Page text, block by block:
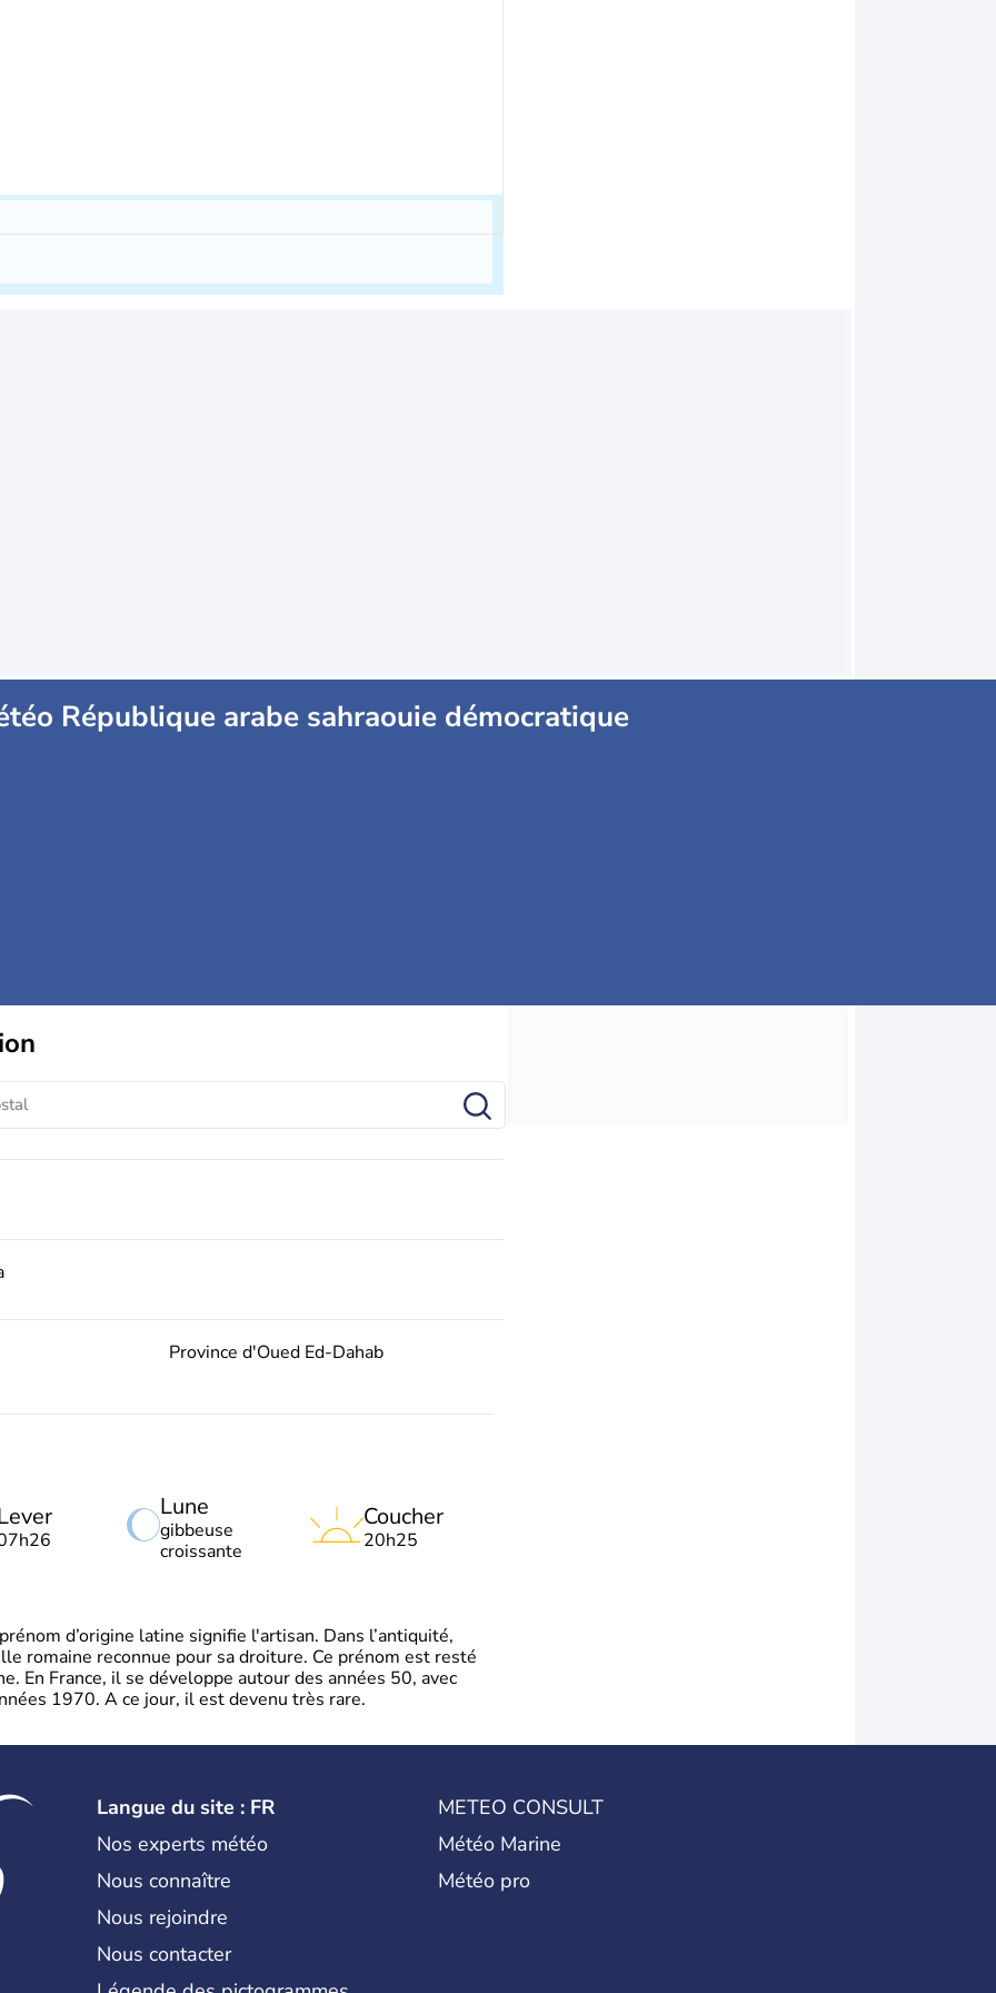
République arabe sahraouie démocratique
Province d'Oued Ed-Dahab
Lune
gibbeuse
croissante
Coucher
20h25
d’origine latine signifie l'artisan. Dans l’antiquité,
romaine reconnue pour sa droiture. Ce prénom est resté
En France, il se développe autour des années 50, avec
1970. A ce jour, il est devenu très rare.
Langue du site : FR
Nos experts météo
Nous connaître
Nous rejoindre
Nous contacter
METEO CONSULT
Météo Marine
Météo pro